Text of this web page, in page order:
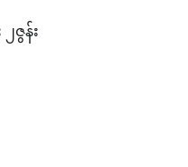
၂ဇွန်း